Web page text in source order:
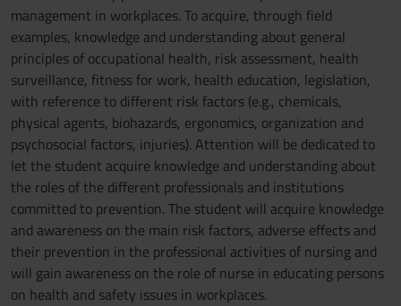
management in workplaces. To acquire, through field
examples, knowledge and understanding about general
principles of occupational health, risk assessment, health
surveillance, fitness for work, health education, legislation,
with reference to different risk factors (e.g., chemicals,
physical agents, biohazards, ergonomics, organization and
psychosocial factors, injuries). Attention will be dedicated to
let the student acquire knowledge and understanding about
the roles of the different professionals and institutions
committed to prevention. The student will acquire knowledge
and awareness on the main risk factors, adverse effects and
their prevention in the professional activities of nursing and
will gain awareness on the role of nurse in educating persons
on health and safety issues in workplaces.